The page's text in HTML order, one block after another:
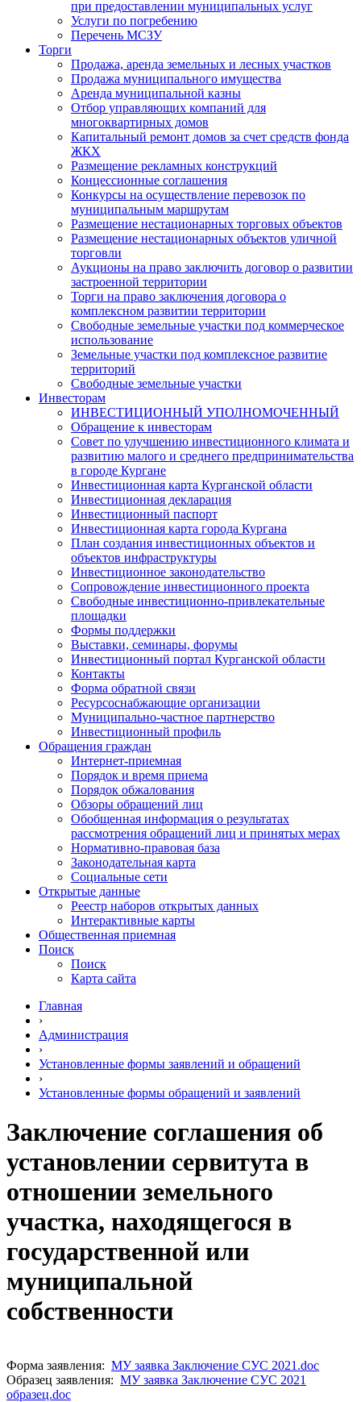
при предоставлении муниципальных услуг
Услуги по погребению
Перечень МСЗУ
Торги
Продажа, аренда земельных и лесных участков
Продажа муниципального имущества
Аренда муниципальной казны
Отбор управляющих компаний для
многоквартирных домов
Капитальный ремонт домов за счет средств фонда
ЖКХ
Размещение рекламных конструкций
Концессионные соглашения
Конкурсы на осуществление перевозок по
муниципальным маршрутам
Размещение нестационарных торговых объектов
Размещение нестационарных объектов уличной
торговли
Аукционы на право заключить договор о развитии
застроенной территории
Торги на право заключения договора о
комплексном развитии территории
Свободные земельные участки под коммерческое
использование
Земельные участки под комплексное развитие
территорий
Свободные земельные участки
Инвесторам
ИНВЕСТИЦИОННЫЙ УПОЛНОМОЧЕННЫЙ
Обращение к инвесторам
Совет по улучшению инвестиционного климата и
развитию малого и среднего предпринимательства
в городе Кургане
Инвестиционная карта Курганской области
Инвестиционная декларация
Инвестиционный паспорт
Инвестиционная карта города Кургана
План создания инвестиционных объектов и
объектов инфраструктуры
Инвестиционное законодательство
Сопровождение инвестиционного проекта
Свободные инвестиционно-привлекательные
площадки
Формы поддержки
Выставки, семинары, форумы
Инвестиционный портал Курганской области
Контакты
Форма обратной связи
Ресурсоснабжающие организации
Муниципально-частное партнерство
Инвестиционный профиль
Обращения граждан
Интернет-приемная
Порядок и время приема
Порядок обжалования
Обзоры обращений лиц
Обобщенная информация о результатах
рассмотрения обращений лиц и принятых мерах
Нормативно-правовая база
Законодательная карта
Социальные сети
Открытые данные
Реестр наборов открытых данных
Интерактивные карты
Общественная приемная
Поиск
Поиск
Карта сайта
Главная
›
Администрация
›
Установленные формы заявлений и обращений
›
Установленные формы обращений и заявлений
Заключение соглашения об
установлении сервитута в
отношении земельного
участка, находящегося в
государственной или
муниципальной
собственности
Форма заявления: МУ заявка Заключение СУС 2021.doc
Образец заявления: МУ заявка Заключение СУС 2021
образец.doc